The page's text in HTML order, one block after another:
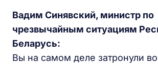
Вадим Синявский, министр по
чрезвычайным ситуациям
Беларусь:
Вы на самом деле затронули